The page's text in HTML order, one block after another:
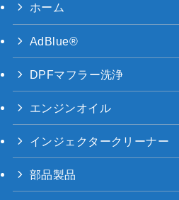
ホーム
AdBlue®
DPFマフラー洗浄
エンジンオイル
インジェクタークリーナー
部品製品